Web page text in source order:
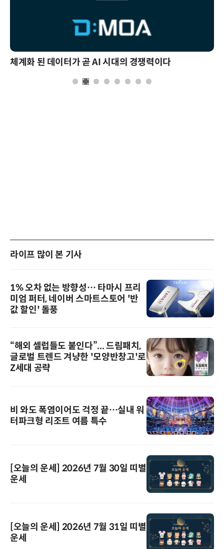
체계화 된 데이터가 곧 AI 시대의 경쟁력이다
라이프 많이 본 기사
1% 오차 없는 방향성… 타마시 프리
미엄 퍼터, 네이버 스마트스토어 '반
값 할인' 돌풍
“해외 셀럽들도 붙인다”... 드림패치,
글로벌 트렌드 겨냥한 '모양반창고'로
Z세대 공략
비 와도 폭염이어도 걱정 끝…실내 워
터파크형 리조트 여름 특수
[오늘의 운세] 2026년 7월 30일 띠별
운세
[오늘의 운세] 2026년 7월 31일 띠별
운세